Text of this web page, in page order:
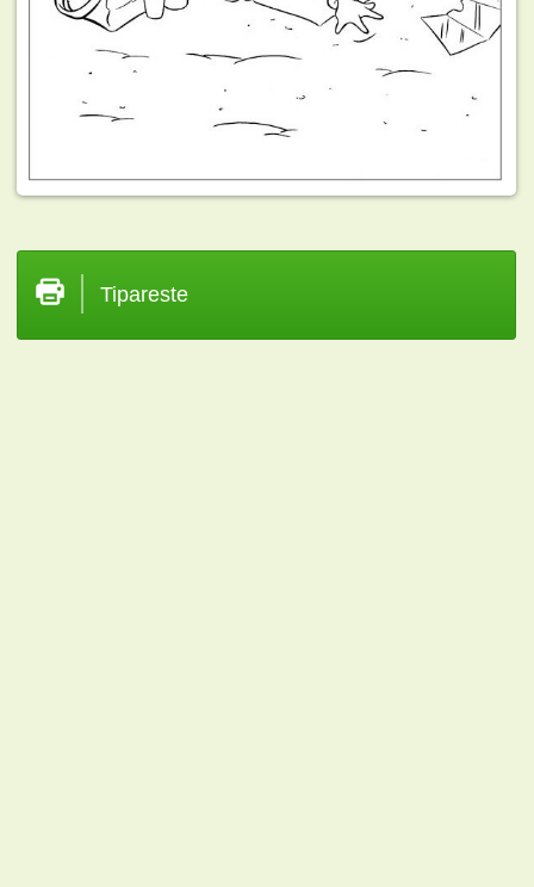
Tipareste